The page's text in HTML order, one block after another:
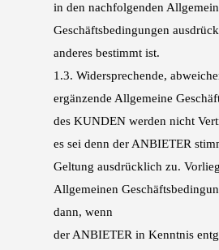
in den nachfolgenden
Geschäftsbedingungen
anderes bestimmt ist.
1.3. Widersprechende,
ergänzende Allgemeine
des KUNDEN werden nicht
es sei denn der ANBIETER
Geltung ausdrücklich zu.
Allgemeinen
dann, wenn
der ANBIETER in Kenntnis